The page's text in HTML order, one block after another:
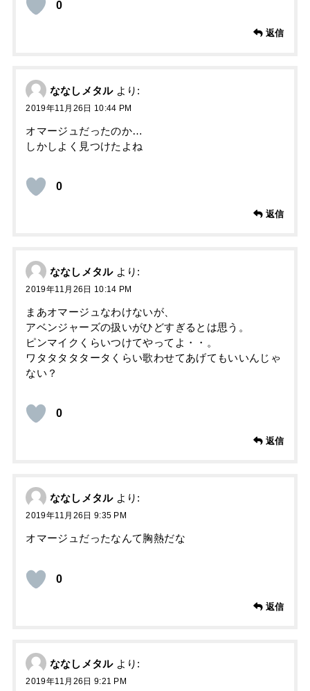
0
返信
ななしメタル より:
2019年11月26日 10:44 PM
オマージュだったのか…
しかしよく見つけたよね
0
返信
ななしメタル より:
2019年11月26日 10:14 PM
まあオマージュなわけないが、
アベンジャーズの扱いがひどすぎるとは思う。
ピンマイクくらいつけてやってよ・・。
ワタタタタタータくらい歌わせてあげてもいいんじゃ
ない？
0
返信
ななしメタル より:
2019年11月26日 9:35 PM
オマージュだったなんて胸熱だな
0
返信
ななしメタル より:
2019年11月26日 9:21 PM